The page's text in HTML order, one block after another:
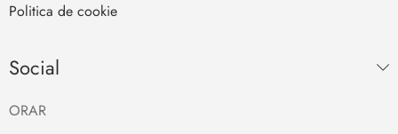
Politica de cookie
Social
ORAR